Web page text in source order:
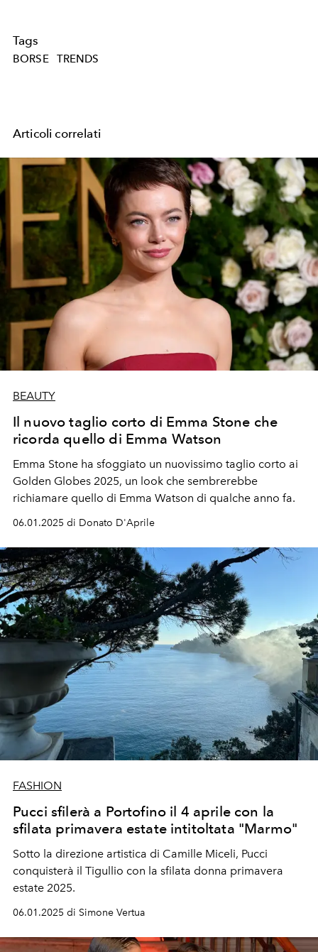
Tags
BORSE TRENDS
Articoli correlati
BEAUTY
Il nuovo taglio corto di Emma Stone che
ricorda quello di Emma Watson
Emma Stone ha sfoggiato un nuovissimo taglio corto ai
Golden Globes 2025, un look che sembrerebbe
richiamare quello di Emma Watson di qualche anno fa.
06.01.2025 di Donato D'Aprile
FASHION
Pucci sfilerà a Portofino il 4 aprile con la
sfilata primavera estate intitoltata "Marmo"
Sotto la direzione artistica di Camille Miceli, Pucci
conquisterà il Tigullio con la sfilata donna primavera
estate 2025.
06.01.2025 di Simone Vertua